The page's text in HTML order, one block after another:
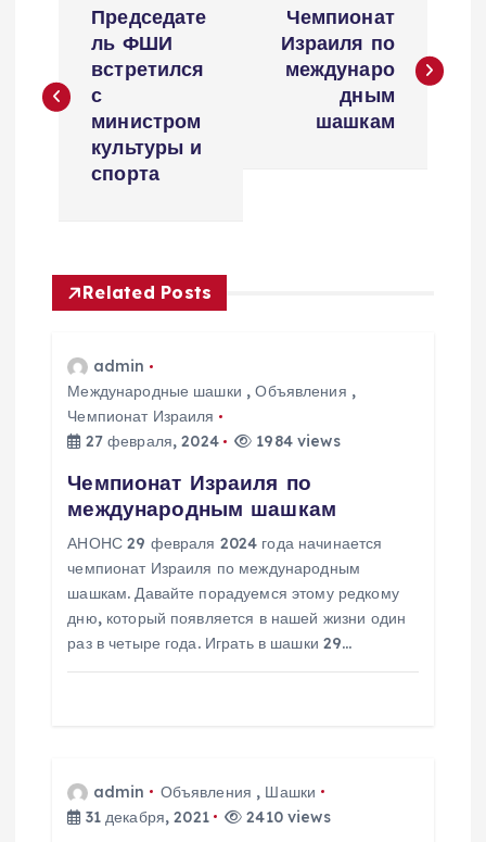
в
а
ц
Председате
ль ФШИ
встретился
с
министром
культуры и
спорта
Чемпионат
Израиля по
междунаро
дным
шашкам
Related Posts
admin
Международные шашки ,Объявления ,
Чемпионат Израиля
27 февраля, 2024
1984 views
Чемпионат Израиля по
международным шашкам
АНОНС 29 февраля 2024 года начинается
чемпионат Израиля по международным
шашкам. Давайте порадуемся этому редкому
дню, который появляется в нашей жизни один
раз в четыре года. Играть в шашки 29…
admin Объявления , Шашки
31 декабря, 2021
2410 views